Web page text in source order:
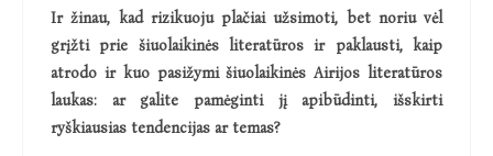
Ir žinau, kad rizikuoju plačiai užsimoti, bet noriu vėl
grįžti prie šiuolaikinės literatūros ir paklausti, kaip
atrodo ir kuo pasižymi šiuolaikinės Airijos literatūros
laukas: ar galite pamėginti jį apibūdinti, išskirti
ryškiausias tendencijas ar temas?